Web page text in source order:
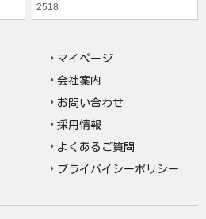
2518
マイページ
会社案内
お問い合わせ
採用情報
よくあるご質問
プライバイシーポリシー